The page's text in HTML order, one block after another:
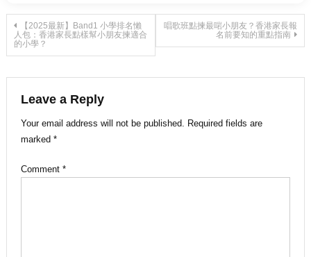
Post
navigation
【2025最新】Band1 小學排名懶
人包：香港家長點樣幫小朋友揀適合
的小學？
唱歌班點揀最啱小朋友？香港家長報
名前要知的重點指南
Leave a Reply
Your email address will not be published. Required fields are
marked *
Comment *